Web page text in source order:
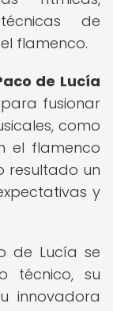
de
flamenco.
de Lucía
fusionar
como
el flamenco
resultado un
y
de Lucía se
técnico, su
innovadora